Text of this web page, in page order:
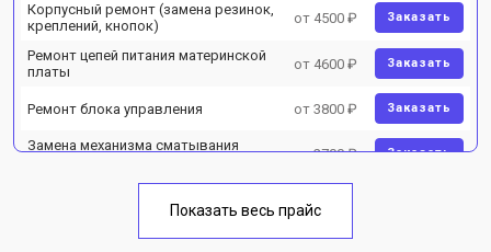
Корпусный ремонт (замена резинок,
креплений, кнопок)
от 4500 ₽ Заказать
Ремонт цепей питания материнской
платы
от 4600 ₽ Заказать
Ремонт блока управления от 3800 ₽ Заказать
Замена механизма сматывания
от 2700 ₽ Заказать
Показать весь прайс